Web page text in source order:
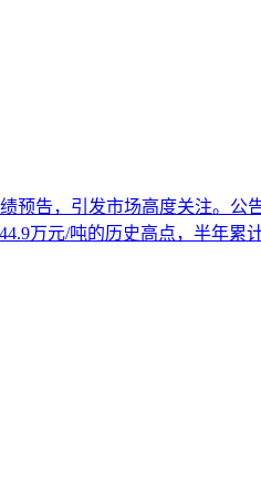
预告，引发市场高度关注。公
万元/吨的历史高点，半年累计